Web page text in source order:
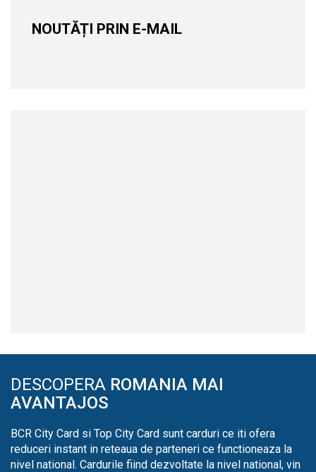
NOUTĂȚI PRIN E-MAIL
DESCOPERA ROMANIA MAI
AVANTAJOS
BCR City Card si Top City Card sunt carduri ce iti ofera
reduceri instant in reteaua de parteneri ce functioneaza la
nivel national. Cardurile fiind dezvoltate la nivel national, vin